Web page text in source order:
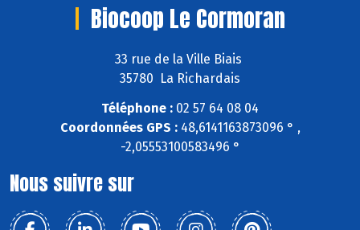
Biocoop Le Cormoran
33 rue de la Ville Biais
35780 La Richardais
Téléphone : 02 57 64 08 04
Coordonnées GPS :48,6141163873096 ° ,
-2,05553100583496 °
Nous suivre sur